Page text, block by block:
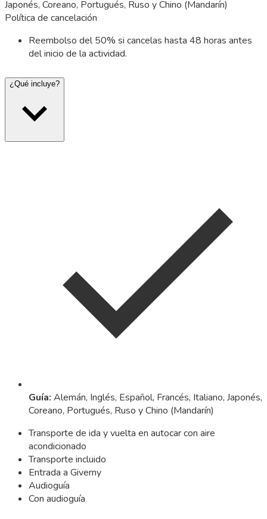
Japonés, Coreano, Portugués, Ruso y Chino (Mandarín)
Política de cancelación
Reembolso del 50% si cancelas hasta 48 horas antes
del inicio de la actividad.
¿Qué incluye?
Guía: Alemán, Inglés, Español, Francés, Italiano, Japonés,
Coreano, Portugués, Ruso y Chino (Mandarín)
Transporte de ida y vuelta en autocar con aire
acondicionado
Transporte incluido
Entrada a Giverny
Audioguía
Con audioguía